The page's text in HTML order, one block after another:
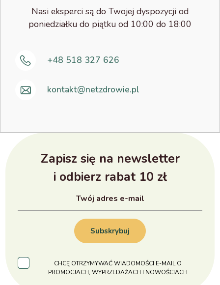
Nasi eksperci są do Twojej dyspozycji od
poniedziałku do piątku od 10:00 do 18:00
+48 518 327 626
kontakt@netzdrowie.pl
Zapisz się na newsletter
i odbierz rabat 10 zł
Subskrybuj
CHCĘ OTRZYMYWAĆ WIADOMOŚCI E-MAIL O
PROMOCJACH, WYPRZEDAŻACH I NOWOŚCIACH